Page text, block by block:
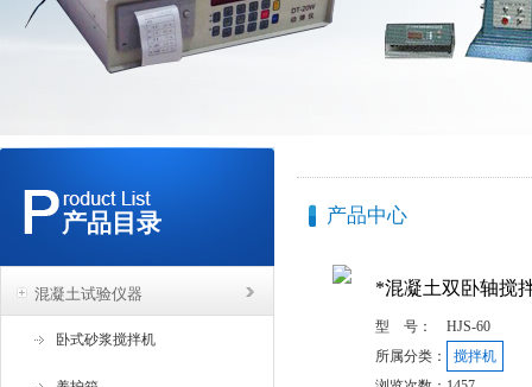
产品目录
混凝土试验仪器
卧式砂浆搅拌机
产品中心
*混凝土双卧轴搅
型 号：
HJS-60
所属分类：
搅拌机